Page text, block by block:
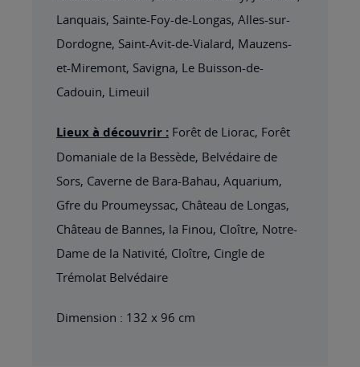
Lanquais, Sainte-Foy-de-Longas, Alles-sur-
Dordogne, Saint-Avit-de-Vialard, Mauzens-
et-Miremont, Savigna, Le Buisson-de-
Cadouin, Limeuil
Lieux à découvrir : Forêt de Liorac, Forêt
Domaniale de la Bessède, Belvédaire de
Sors, Caverne de Bara-Bahau, Aquarium,
Gfre du Proumeyssac, Château de Longas,
Château de Bannes, la Finou, Cloître, Notre-
Dame de la Nativité, Cloître, Cingle de
Trémolat Belvédaire
Dimension : 132 x 96 cm